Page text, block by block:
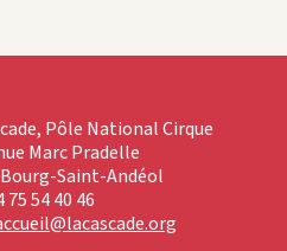
Pôle National Cirque
Marc Pradelle
Saint-Andéol
75 54 40 46